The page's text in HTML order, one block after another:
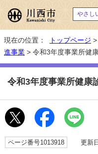
やさし
現在の位置： トップページ >
進事業 > 令和3年度事業所健
令和3年度事業所健康
ページ番号1013918 更新日